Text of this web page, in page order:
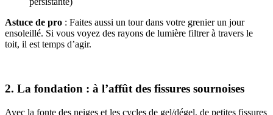
Astuce de pro : Faites aussi un tour dans votre grenier un jour
ensoleillé. Si vous voyez des rayons de lumière filtrer à travers le
toit, il est temps d’agir.
2. La fondation : à l’affût des fissures sournoises
Avec la fonte des neiges et les cycles de gel/dégel, de petites fissures